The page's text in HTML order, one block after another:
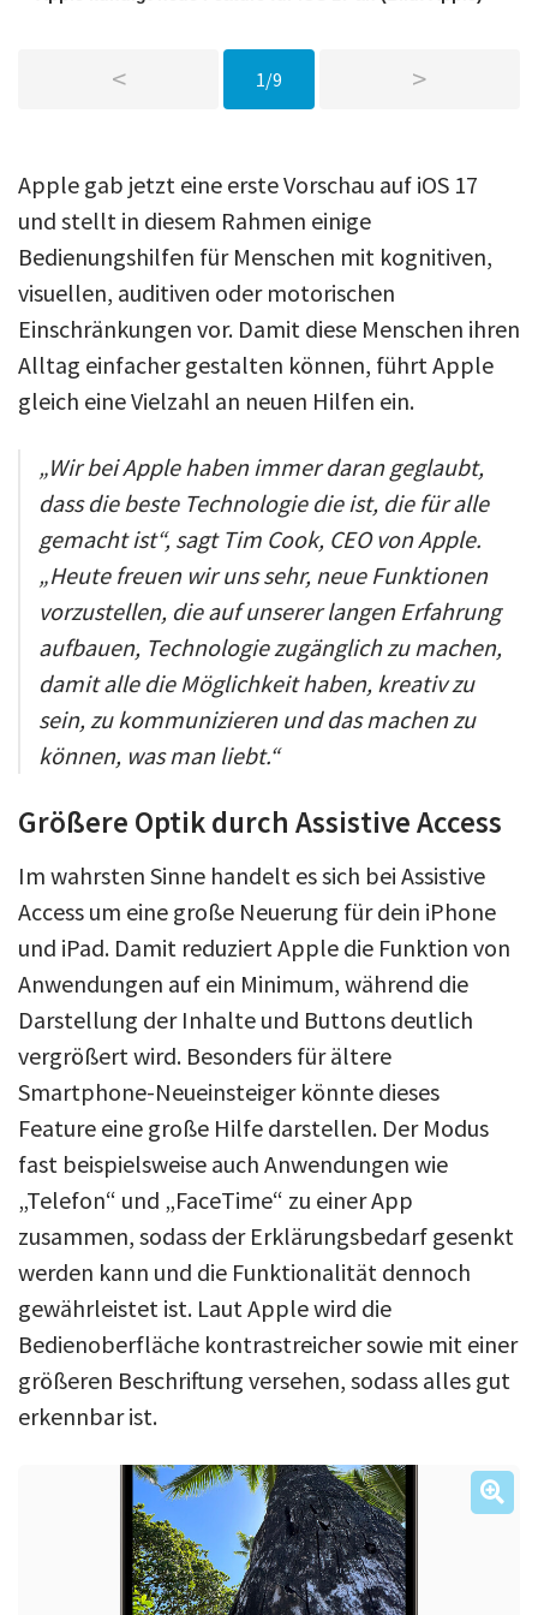
< 1/9 >
Apple gab jetzt eine erste Vorschau auf iOS 17
und stellt in diesem Rahmen einige
Bedienungshilfen für Menschen mit kognitiven,
visuellen, auditiven oder motorischen
Einschränkungen vor. Damit diese Menschen ihren
Alltag einfacher gestalten können, führt Apple
gleich eine Vielzahl an neuen Hilfen ein.
„Wir bei Apple haben immer daran geglaubt,
dass die beste Technologie die ist, die für alle
gemacht ist“, sagt Tim Cook, CEO von Apple.
„Heute freuen wir uns sehr, neue Funktionen
vorzustellen, die auf unserer langen Erfahrung
aufbauen, Technologie zugänglich zu machen,
damit alle die Möglichkeit haben, kreativ zu
sein, zu kommunizieren und das machen zu
können, was man liebt.“
Größere Optik durch Assistive Access
Im wahrsten Sinne handelt es sich bei Assistive
Access um eine große Neuerung für dein iPhone
und iPad. Damit reduziert Apple die Funktion von
Anwendungen auf ein Minimum, während die
Darstellung der Inhalte und Buttons deutlich
vergrößert wird. Besonders für ältere
Smartphone-Neueinsteiger könnte dieses
Feature eine große Hilfe darstellen. Der Modus
fast beispielsweise auch Anwendungen wie
„Telefon“ und „FaceTime“ zu einer App
zusammen, sodass der Erklärungsbedarf gesenkt
werden kann und die Funktionalität dennoch
gewährleistet ist. Laut Apple wird die
Bedienoberfläche kontrastreicher sowie mit einer
größeren Beschriftung versehen, sodass alles gut
erkennbar ist.